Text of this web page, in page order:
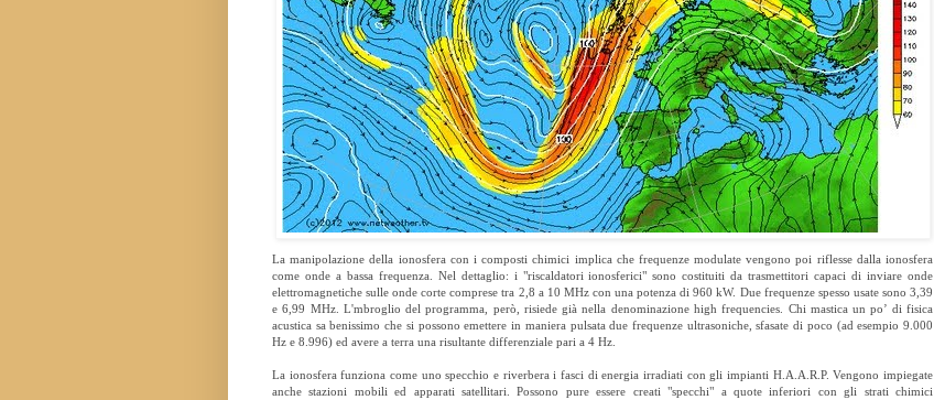
La manipolazione della ionosfera con i composti chimici implica che frequenze modulate vengono poi riflesse dalla ionosfera
come onde a bassa frequenza. Nel dettaglio: i "riscaldatori ionosferici" sono costituiti da trasmettitori capaci di inviare onde
elettromagnetiche sulle onde corte comprese tra 2,8 a 10 MHz con una potenza di 960 kW. Due frequenze spesso usate sono 3,39
e 6,99 MHz. L'mbroglio del programma, però, risiede già nella denominazione high frequencies. Chi mastica un po’ di fisica
acustica sa benissimo che si possono emettere in maniera pulsata due frequenze ultrasoniche, sfasate di poco (ad esempio 9.000
Hz e 8.996) ed avere a terra una risultante differenziale pari a 4 Hz.
La ionosfera funziona come uno specchio e riverbera i fasci di energia irradiati con gli impianti H.A.A.R.P. Vengono impiegate
anche stazioni mobili ed apparati satellitari. Possono pure essere creati "specchi" a quote inferiori con gli strati chimici